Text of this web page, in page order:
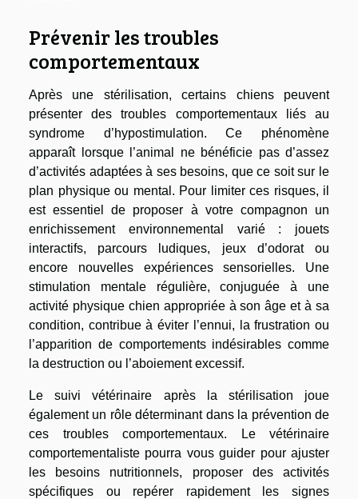
Prévenir les troubles
comportementaux
Après une stérilisation, certains chiens peuvent
présenter des troubles comportementaux liés au
syndrome d’hypostimulation. Ce phénomène
apparaît lorsque l’animal ne bénéficie pas d’assez
d’activités adaptées à ses besoins, que ce soit sur le
plan physique ou mental. Pour limiter ces risques, il
est essentiel de proposer à votre compagnon un
enrichissement environnemental varié : jouets
interactifs, parcours ludiques, jeux d’odorat ou
encore nouvelles expériences sensorielles. Une
stimulation mentale régulière, conjuguée à une
activité physique chien appropriée à son âge et à sa
condition, contribue à éviter l’ennui, la frustration ou
l’apparition de comportements indésirables comme
la destruction ou l’aboiement excessif.
Le suivi vétérinaire après la stérilisation joue
également un rôle déterminant dans la prévention de
ces troubles comportementaux. Le vétérinaire
comportementaliste pourra vous guider pour ajuster
les besoins nutritionnels, proposer des activités
spécifiques ou repérer rapidement les signes